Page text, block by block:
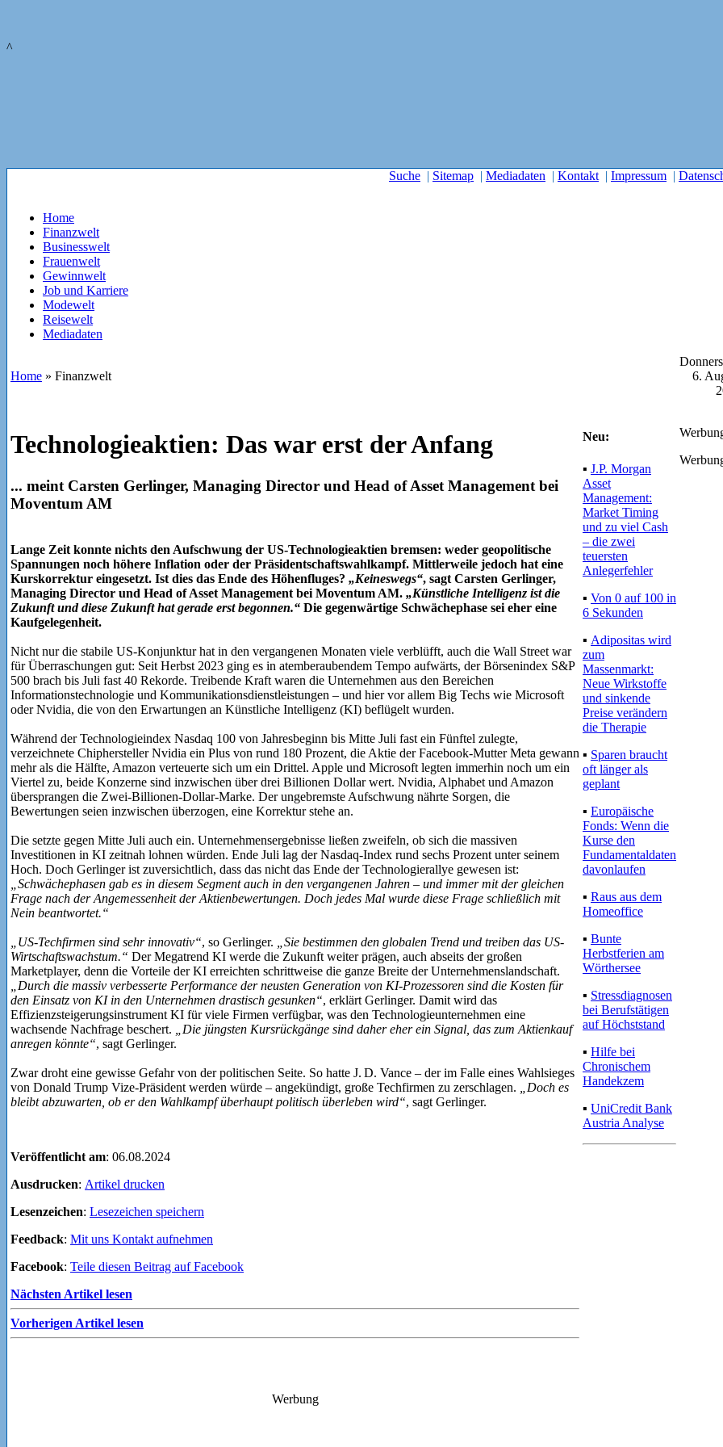
^
Suche | Sitemap | Mediadaten | Kontakt | Impressum |
Home
Finanzwelt
Businesswelt
Frauenwelt
Gewinnwelt
Job und Karriere
Modewelt
Reisewelt
Mediadaten
Home » Finanzwelt
6.
Technologieaktien: Das war erst der Anfang
... meint Carsten Gerlinger, Managing Director und Head of Asset Management bei
Moventum AM
Lange Zeit konnte nichts den Aufschwung der US-Technologieaktien bremsen: weder geopolitische
Spannungen noch höhere Inflation oder der Präsidentschaftswahlkampf. Mittlerweile jedoch hat eine
Kurskorrektur eingesetzt. Ist dies das Ende des Höhenfluges? „Keineswegs“, sagt Carsten Gerlinger,
Managing Director und Head of Asset Management bei Moventum AM. „Künstliche Intelligenz ist die
Zukunft und diese Zukunft hat gerade erst begonnen.“ Die gegenwärtige Schwächephase sei eher eine
Kaufgelegenheit.
Nicht nur die stabile US-Konjunktur hat in den vergangenen Monaten viele verblüfft, auch die Wall Street war
für Überraschungen gut: Seit Herbst 2023 ging es in atemberaubendem Tempo aufwärts, der Börsenindex S&P
500 brach bis Juli fast 40 Rekorde. Treibende Kraft waren die Unternehmen aus den Bereichen
Informationstechnologie und Kommunikationsdienstleistungen – und hier vor allem Big Techs wie Microsoft
oder Nvidia, die von den Erwartungen an Künstliche Intelligenz (KI) beflügelt wurden.
Während der Technologieindex Nasdaq 100 von Jahresbeginn bis Mitte Juli fast ein Fünftel zulegte,
verzeichnete Chiphersteller Nvidia ein Plus von rund 180 Prozent, die Aktie der Facebook-Mutter Meta gewann
mehr als die Hälfte, Amazon verteuerte sich um ein Drittel. Apple und Microsoft legten immerhin noch um ein
Viertel zu, beide Konzerne sind inzwischen über drei Billionen Dollar wert. Nvidia, Alphabet und Amazon
übersprangen die Zwei-Billionen-Dollar-Marke. Der ungebremste Aufschwung nährte Sorgen, die
Bewertungen seien inzwischen überzogen, eine Korrektur stehe an.
Die setzte gegen Mitte Juli auch ein. Unternehmensergebnisse ließen zweifeln, ob sich die massiven
Investitionen in KI zeitnah lohnen würden. Ende Juli lag der Nasdaq-Index rund sechs Prozent unter seinem
Hoch. Doch Gerlinger ist zuversichtlich, dass das nicht das Ende der Technologierallye gewesen ist:
„Schwächephasen gab es in diesem Segment auch in den vergangenen Jahren – und immer mit der gleichen
Frage nach der Angemessenheit der Aktienbewertungen. Doch jedes Mal wurde diese Frage schließlich mit
Nein beantwortet.“
„US-Techfirmen sind sehr innovativ“, so Gerlinger.
„Sie bestimmen den globalen Trend und treiben das US-
Wirtschaftswachstum.“ Der Megatrend KI werde die Zukunft weiter prägen, auch abseits der großen
Marketplayer, denn die Vorteile der KI erreichten schrittweise die ganze Breite der Unternehmenslandschaft.
„Durch die massiv verbesserte Performance der neusten Generation von KI-Prozessoren sind die Kosten für
den Einsatz von KI in den Unternehmen drastisch gesunken“, erklärt Gerlinger. Damit wird das
Effizienzsteigerungsinstrument KI für viele Firmen verfügbar, was den Technologieunternehmen eine
wachsende Nachfrage beschert.
„Die jüngsten Kursrückgänge sind daher eher ein Signal, das zum Aktienkauf
anregen könnte“, sagt Gerlinger.
Zwar droht eine gewisse Gefahr von der politischen Seite. So hatte J. D. Vance – der im Falle eines Wahlsieges
von Donald Trump Vize-Präsident werden würde – angekündigt, große Techfirmen zu zerschlagen.
„Doch es
bleibt abzuwarten, ob er den Wahlkampf überhaupt politisch überleben wird“, sagt Gerlinger.
Veröffentlicht am: 06.08.2024
Ausdrucken: Artikel drucken
Lesenzeichen: Lesezeichen speichern
Feedback: Mit uns Kontakt aufnehmen
Facebook: Teile diesen Beitrag auf Facebook
Nächsten Artikel lesen
Vorherigen Artikel lesen
Neu:
▪ J.P. Morgan
Asset
Management:
Market Timing
und zu viel Cash
– die zwei
teuersten
Anlegerfehler
▪ Von 0 auf 100 in
6 Sekunden
▪ Adipositas wird
zum
Massenmarkt:
Neue Wirkstoffe
und sinkende
Preise verändern
die Therapie
▪ Sparen braucht
oft länger als
geplant
▪ Europäische
Fonds: Wenn die
Kurse den
Fundamentaldaten
davonlaufen
▪ Raus aus dem
Homeoffice
▪ Bunte
Herbstferien am
Wörthersee
▪ Stressdiagnosen
bei Berufstätigen
auf Höchststand
▪ Hilfe bei
Chronischem
Handekzem
▪ UniCredit Bank
Austria Analyse
Werbung